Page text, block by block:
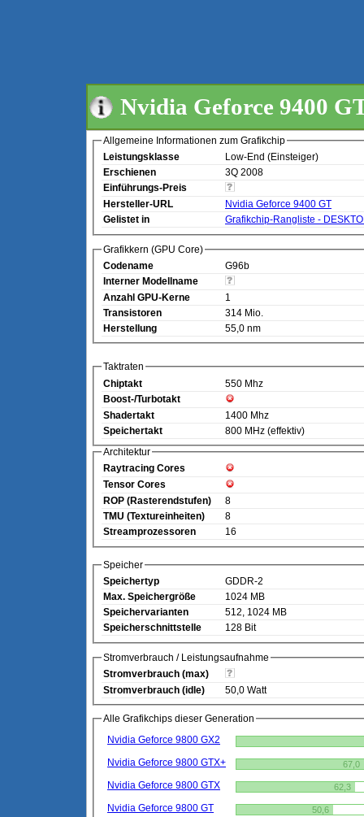
Nvidia Geforce 9400
Allgemeine Informationen zum Grafikchip
Leistungsklasse
Low-End (Einsteiger)
Erschienen
3Q 2008
Einführungs-Preis
Hersteller-URL
Nvidia Geforce 9400 GT
Gelistet in
Grafikchip-Rangliste -
Grafikkern (GPU Core)
Codename
G96b
Interner Modellname
Anzahl GPU-Kerne
1
Transistoren
314 Mio.
Herstellung
55,0 nm
Taktraten
Chiptakt
550 Mhz
Boost-/Turbotakt
Shadertakt
1400 Mhz
Speichertakt
800 MHz (effektiv)
Architektur
Raytracing Cores
Tensor Cores
ROP (Rasterendstufen)
8
TMU (Textureinheiten)
8
Streamprozessoren
16
Speicher
Speichertyp
GDDR-2
Max. Speichergröße
1024 MB
Speichervarianten
512, 1024 MB
Speicherschnittstelle
128 Bit
Stromverbrauch / Leistungsaufnahme
Stromverbrauch (max)
Stromverbrauch (idle)
50,0 Watt
Alle Grafikchips dieser Generation
Nvidia Geforce 9800 GX2
Nvidia Geforce 9800 GTX+
67,0
Nvidia Geforce 9800 GTX 62,3
Nvidia Geforce 9800 GT 50,6